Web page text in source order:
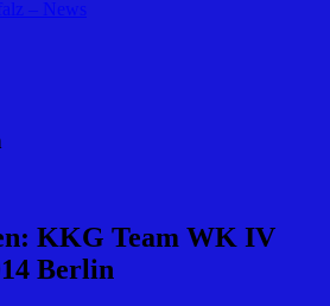
– News
KKG Team WK IV
Berlin